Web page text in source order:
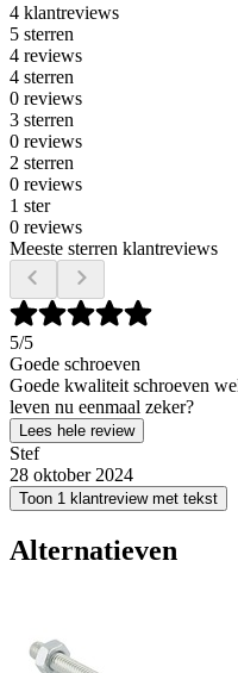
4 klantreviews
5 sterren
4 reviews
4 sterren
0 reviews
3 sterren
0 reviews
2 sterren
0 reviews
1 ster
0 reviews
Meeste sterren klantreviews
5/5
Goede schroeven
Goede kwaliteit schroeven
leven nu eenmaal zeker?
Lees hele review
Stef
28 oktober 2024
Toon 1 klantreview met tekst
Alternatieven